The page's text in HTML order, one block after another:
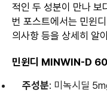
적인 두 성분이 만나 보
번 포스트에서는 민윈
의사항 등을 상세히 알
민윈디 MINWIN-D
주성분: 미녹시딜